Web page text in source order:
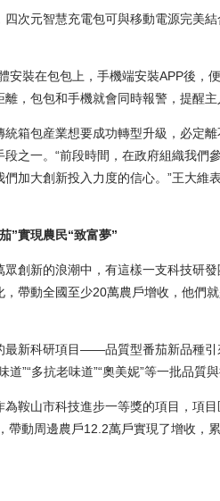
元智慧充電包可與移動電源完美結
裝在包包上，手機端安裝APP後，
，包包和手機就會同時報警，提醒主
包産業想要成功轉型升級，必定離
段之一。“前段時間，在政府組織我
加大創新投入力度的信心。”王大
實現農民“致富夢”
新的浪潮中，有這樣一支科技研發
帶動全國至少20萬農戶增收，他們
科研項目——品質型番茄新品種引
道”“多抗老味道”“奧美妮”等一批品質
山市科技進步一等獎的項目，項目
帶動周邊農戶12.2萬戶實現了增收，